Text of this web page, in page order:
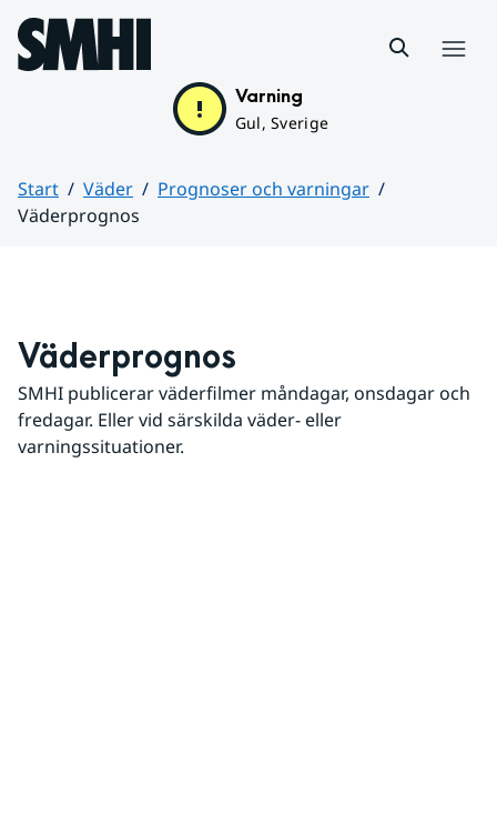
Hoppa till sidans innehåll
Varning
Gul, Sverige
Start Väder
Prognoser och varningar
Väderprognos
Väderprognos
SMHI publicerar väderfilmer måndagar, onsdagar och
fredagar. Eller vid särskilda väder- eller
varningssituationer.